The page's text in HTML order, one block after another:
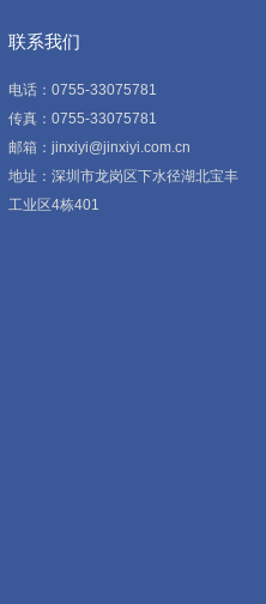
联系我们
电话：0755-33075781
传真：0755-33075781
邮箱：jinxiyi@jinxiyi.com.cn
地址：深圳市龙岗区下水径湖北宝丰
工业区4栋401